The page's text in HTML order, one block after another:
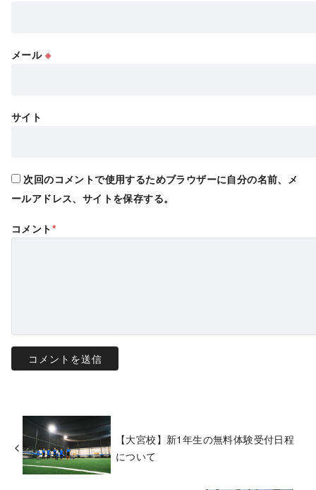
メール ※
サイト
次回のコメントで使用するためブラウザーに自分の名前、メ
ールアドレス、サイトを保存する。
コメント*
【大宮校】新1年生の無料体験受付日程
について